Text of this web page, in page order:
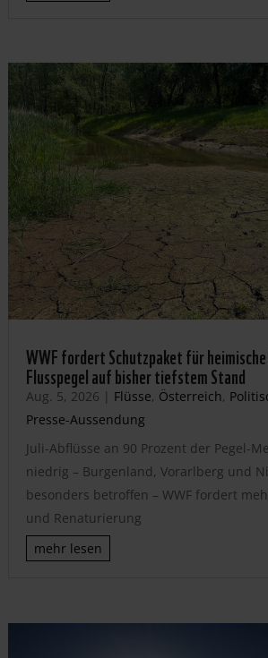
WWF fordert Schutzpaket für
Flusspegel auf bisher tiefstem Stand
Aug. 5, 2026 | Flüsse, Österreich,
Presse-Aussendung
Juli-Abflüsse an 90 Prozent der Pegel-
niedrig – Burgenland, Vorarlberg und
besonders betroffen – WWF fordert
und Renaturierung
mehr lesen